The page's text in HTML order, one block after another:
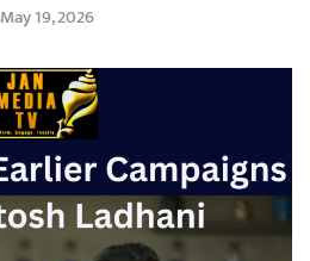
May 19, 2026